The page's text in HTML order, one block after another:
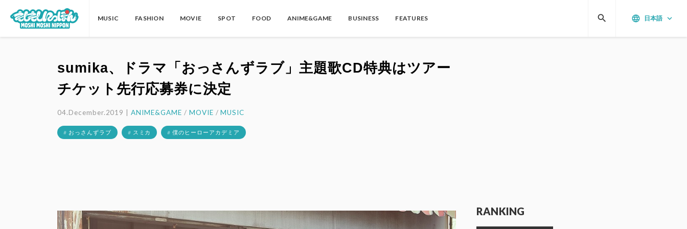
MUSIC FASHION MOVIE SPOT FOOD ANIME&GAME BUSINESS FEATURES language 日本語 keyboard_arrow_down
search
sumika、ドラマ「おっさんずラブ」主題歌CD特典はツアー
チケット先行応募券に決定
04.December.2019 |ANIME&GAME / MOVIE /MUSIC
# おっさんずラブ # スミカ # 僕のヒーローアカデミア
RANKING